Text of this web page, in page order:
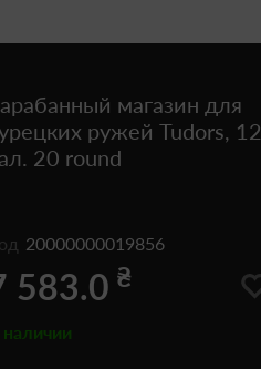
магазин для
ружей Tudors, 12
20 round
20000000019856
583.0 ₴